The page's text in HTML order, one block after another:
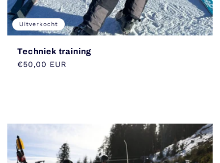
Uitverkocht
Techniek training
Normale
€50,00 EUR